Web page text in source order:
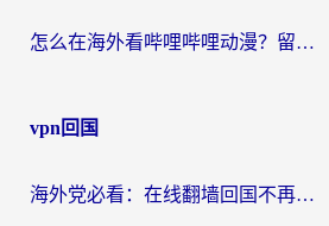
怎么在海外看哔哩哔哩动漫？留学生亲测有效的回国加速方案
vpn回国
海外党必看：在线翻墙回国不再难！教你选对加速器无缝刷国内资源